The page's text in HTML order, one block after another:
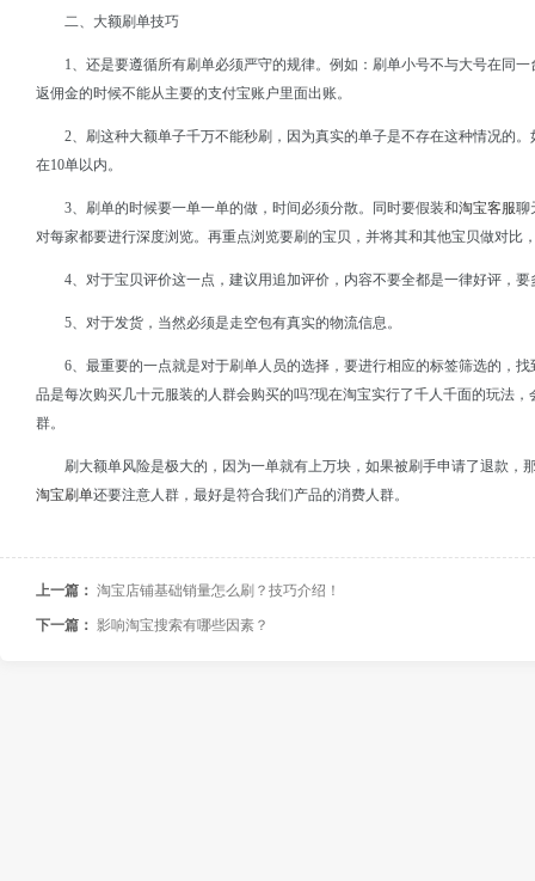
二、大额刷单技巧
1、还是要遵循所有刷单必须严守的规律。例如：刷单小号不与大号在同
返佣金的时候不能从主要的支付宝账户里面出账。
2、刷这种大额单子千万不能秒刷，因为真实的单子是不存在这种情况的
在10单以内。
3、刷单的时候要一单一单的做，时间必须分散。同时要假装和淘宝客服聊
对每家都要进行深度浏览。再重点浏览要刷的宝贝，并将其和其他宝贝做对
4、对于宝贝评价这一点，建议用追加评价，内容不要全都是一律好评，
5、对于发货，当然必须是走空包有真实的物流信息。
6、最重要的一点就是对于刷单人员的选择，要进行相应的标签筛选的，
品是每次购买几十元服装的人群会购买的吗?现在淘宝实行了千人千面的玩法
群。
刷大额单风险是极大的，因为一单就有上万块，如果被刷手申请了退款
淘宝刷单还要注意人群，最好是符合我们产品的消费人群。
上一篇： 淘宝店铺基础销量怎么刷？技巧介绍！
下一篇： 影响淘宝搜索有哪些因素？